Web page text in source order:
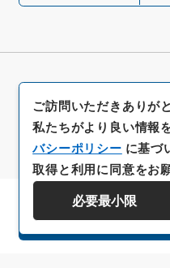
資料群
ご訪問いただきありが
私たちがより良い情報
バシーポリシー に基づ
取得と利用に同意をお
必要最小限